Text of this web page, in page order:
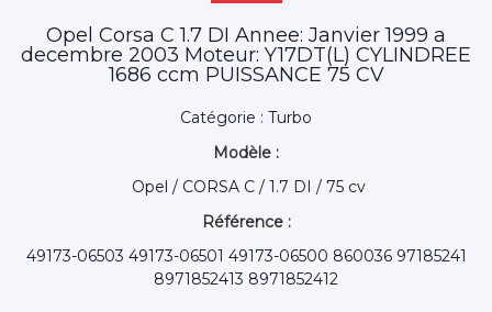
Opel Corsa C 1.7 DI Annee: Janvier 1999 a
decembre 2003 Moteur: Y17DT(L) CYLINDREE
1686 ccm PUISSANCE 75 CV
Catégorie : Turbo
Modèle :
Opel / CORSA C / 1.7 DI / 75 cv
Référence :
49173-06503 49173-06501 49173-06500 860036 97185241
8971852413 8971852412